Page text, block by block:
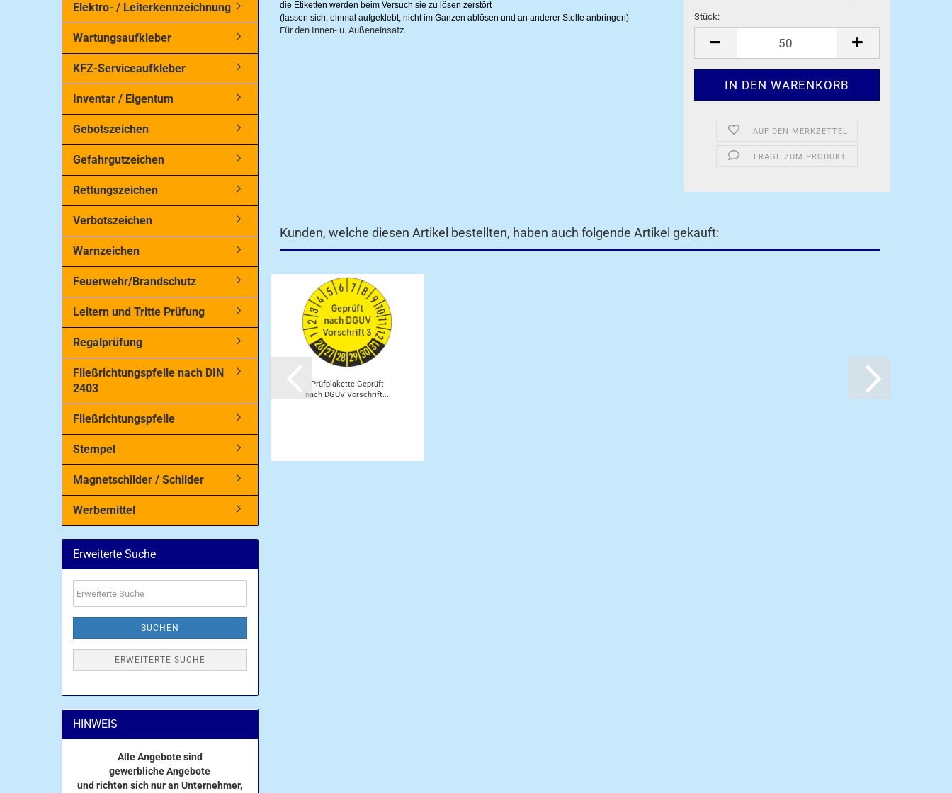
Stück:
Stück
AUF DEN MERKZETTEL
FRAGE ZUM PRODUKT
die Etiketten werden beim Versuch sie zu lösen zerstört
(lassen sich, einmal aufgeklebt, nicht im Ganzen ablösen und an anderer Stelle anbringen)
Für den Innen- u. Außeneinsatz.
Kunden, welche diesen Artikel bestellten, haben auch folgende Artikel gekauft:
Prüfplakette Geprüft
nach DGUV Vorschrift...
Elektro- / Leiterkennzeichnung
Wartungsaufkleber
KFZ-Serviceaufkleber
Inventar / Eigentum
Gebotszeichen
Gefahrgutzeichen
Rettungszeichen
Verbotszeichen
Warnzeichen
Feuerwehr/Brandschutz
Leitern und Tritte Prüfung
Regalprüfung
Fließrichtungspfeile nach DIN
2403
Fließrichtungspfeile
Stempel
Magnetschilder / Schilder
Werbemittel
Erweiterte Suche
Suche
SUCHEN
ERWEITERTE SUCHE
HINWEIS
Alle Angebote sind
gewerbliche Angebote
und richten sich nur an Unternehmer,